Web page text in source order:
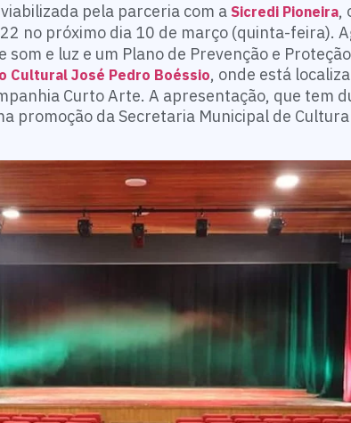
pela parceria com a Sicredi Pioneira,
no próximo dia 10 de março (quinta-feira).
e luz e um Plano de Prevenção e
Cultural José Pedro Boéssio, onde está
Curto Arte. A apresentação, que tem
promoção da Secretaria Municipal de Cultura